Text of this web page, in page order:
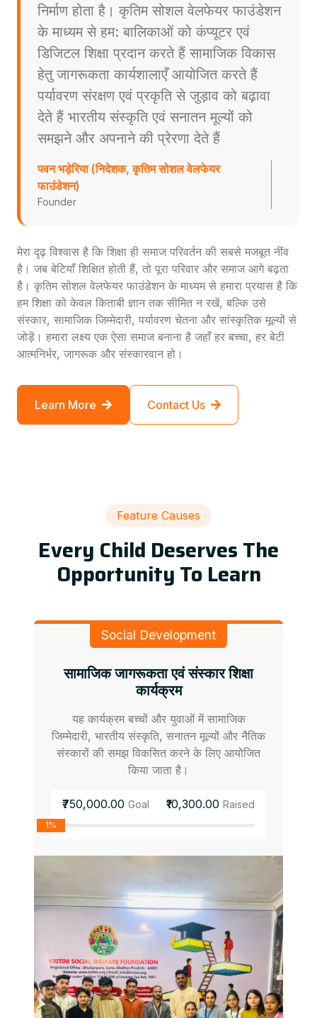
निर्माण होता है। कृतिम सोशल वेलफेयर फाउंडेशन
के माध्यम से हम: बालिकाओं को कंप्यूटर एवं
डिजिटल शिक्षा प्रदान करते हैं सामाजिक विकास
हेतु जागरूकता कार्यशालाएँ आयोजित करते हैं
पर्यावरण संरक्षण एवं प्रकृति से जुड़ाव को बढ़ावा
देते हैं भारतीय संस्कृति एवं सनातन मूल्यों को
समझने और अपनाने की प्रेरणा देते हैं
पवन भड़ेरिया (निदेशक, कृतिम सोशल वेलफेयर
फाउंडेशन)
Founder
मेरा दृढ़ विश्वास है कि शिक्षा ही समाज परिवर्तन की सबसे मजबूत नींव
है। जब बेटियाँ शिक्षित होती हैं, तो पूरा परिवार और समाज आगे बढ़ता
है। कृतिम सोशल वेलफेयर फाउंडेशन के माध्यम से हमारा प्रयास है कि
हम शिक्षा को केवल किताबी ज्ञान तक सीमित न रखें, बल्कि उसे
संस्कार, सामाजिक जिम्मेदारी, पर्यावरण चेतना और सांस्कृतिक मूल्यों से
जोड़ें। हमारा लक्ष्य एक ऐसा समाज बनाना है जहाँ हर बच्चा, हर बेटी
आत्मनिर्भर, जागरूक और संस्कारवान हो।
Learn More Contact Us
Feature Causes
Every Child Deserves The
Opportunity To Learn
Social Development
सामाजिक जागरूकता एवं संस्कार शिक्षा
कार्यक्रम
यह कार्यक्रम बच्चों और युवाओं में सामाजिक
जिम्मेदारी, भारतीय संस्कृति, सनातन मूल्यों और नैतिक
संस्कारों की समझ विकसित करने के लिए आयोजित
किया जाता है।
₹750,000.00 Goal ₹10,300.00 Raised
1%